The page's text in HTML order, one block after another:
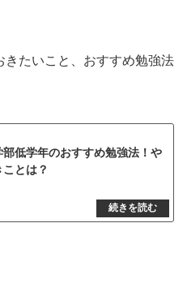
きたいこと、おすすめ勉強法
部低学年のおすすめ勉強法！や
とは？